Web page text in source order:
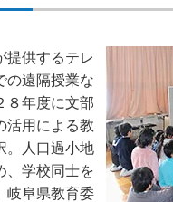
提供するテレ
の遠隔授業な
８年度に文部
活用による教
。人口過小地
、学校同士を
岐阜県教育委